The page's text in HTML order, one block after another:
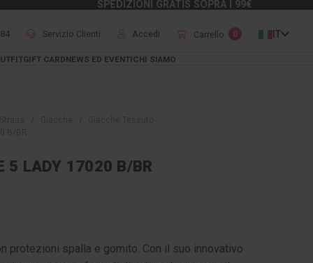
SPEDIZIONI GRATIS SOPRA I 99€
Servizio Clienti Accedi Carrello 0 IT
GIFT CARDNEWS ED EVENTICHI SIAMO
5 LADY 17020 B/BR
protezioni spalla e gomito. Con il suo innovativo